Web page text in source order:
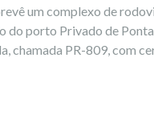
um complexo de
do porto Privado de
chamada PR-809, com